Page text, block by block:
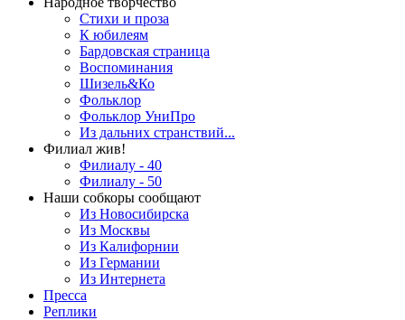
Стихи и проза
К юбилеям
Бардовская страница
Воспоминания
Шизель&Ко
Фольклор
Фольклор УниПро
Из дальних странствий...
Филиал жив!
Филиалу - 40
Филиалу - 50
Наши собкоры сообщают
Из Новосибирска
Из Москвы
Из Калифорнии
Из Германии
Из Интернета
Пресса
Реплики